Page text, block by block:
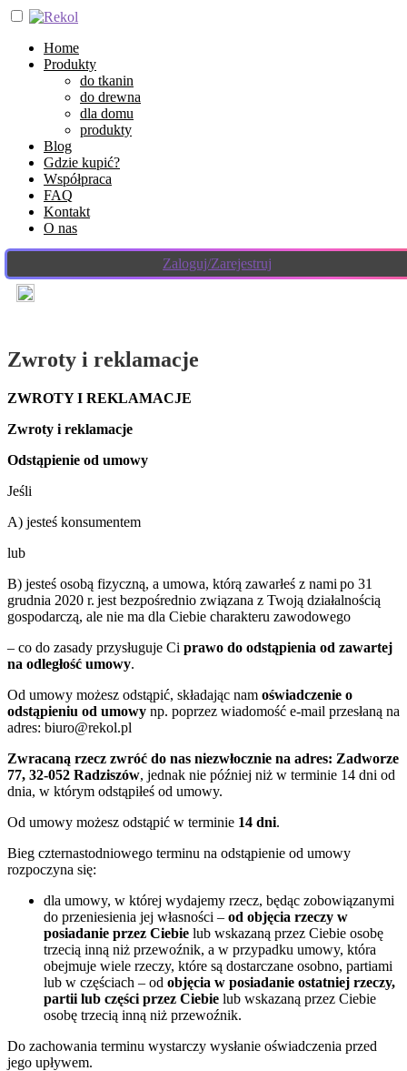
Home
Produkty
do tkanin
do drewna
dla domu
produkty
Blog
Gdzie kupić?
Współpraca
FAQ
Kontakt
O nas
Zaloguj/Zarejestruj
Zwroty i reklamacje
ZWROTY I REKLAMACJE
Zwroty i reklamacje
Odstąpienie od umowy
Jeśli
A) jesteś konsumentem
lub
B) jesteś osobą fizyczną, a umowa, którą zawarłeś z nami po 31
grudnia 2020 r. jest bezpośrednio związana z Twoją działalnością
gospodarczą, ale nie ma dla Ciebie charakteru zawodowego
– co do zasady przysługuje Ci prawo do odstąpienia od zawartej
na odległość umowy.
Od umowy możesz odstąpić, składając nam oświadczenie o
odstąpieniu od umowy np. poprzez wiadomość e-mail przesłaną na
adres: biuro@rekol.pl
Zwracaną rzecz zwróć do nas niezwłocznie na adres: Zadworze
77, 32-052 Radziszów, jednak nie później niż w terminie 14 dni od
dnia, w którym odstąpiłeś od umowy.
Od umowy możesz odstąpić w terminie 14 dni.
Bieg czternastodniowego terminu na odstąpienie od umowy
rozpoczyna się:
dla umowy, w której wydajemy rzecz, będąc zobowiązanymi
do przeniesienia jej własności – od objęcia rzeczy w
posiadanie przez Ciebie lub wskazaną przez Ciebie osobę
trzecią inną niż przewoźnik, a w przypadku umowy, która
obejmuje wiele rzeczy, które są dostarczane osobno, partiami
lub w częściach – od objęcia w posiadanie ostatniej rzeczy,
partii lub części przez Ciebie lub wskazaną przez Ciebie
osobę trzecią inną niż przewoźnik.
Do zachowania terminu wystarczy wysłanie oświadczenia przed
jego upływem.